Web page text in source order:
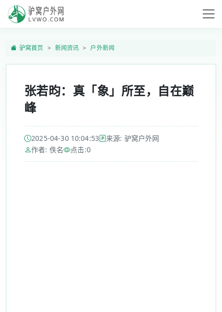
驴窝首页 新闻资讯 户外新闻
张若昀：真「象」所至，自在巅
峰
2025-04-30 10:04:53
来源: 驴窝户外网
作者: 佚名
点击:0